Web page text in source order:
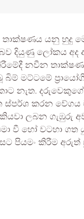
යනු හුදු
දියුණු ලෝකය අද
කිරීමේදී නවීන
බිම් මට්ටමේ
නැත. දරුවෙකුගේ
කරන
ලබන ගැඹුරු
වී හෝ වටහා ගත
පියමං කිරීම